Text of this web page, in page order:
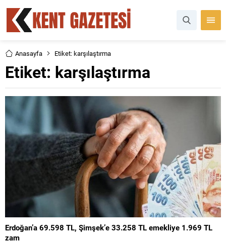
Anasayfa Etiket: karşılaştırma
Etiket: karşılaştırma
Erdoğan’a 69.598 TL, Şimşek’e 33.258 TL emekliye 1.969 TL
zam